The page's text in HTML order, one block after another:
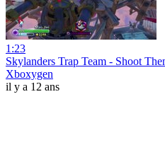
1:23
Skylanders Trap Team - Shoot
Xboxygen
il y a 12 ans